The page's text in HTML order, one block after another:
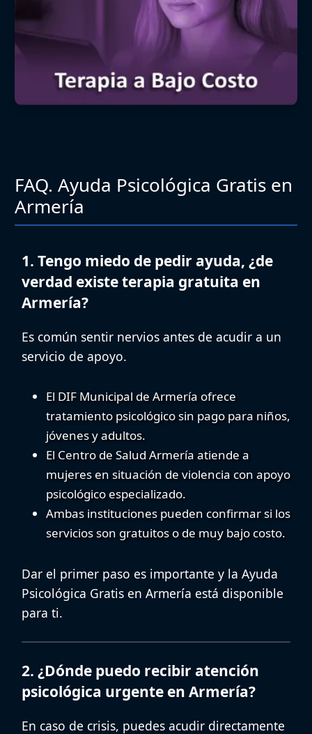
FAQ. Ayuda Psicológica Gratis en
Armería
1. Tengo miedo de pedir ayuda, ¿de
verdad existe terapia gratuita en
Armería?
Es común sentir nervios antes de acudir a un
servicio de apoyo.
El DIF Municipal de Armería ofrece
tratamiento psicológico sin pago para niños,
jóvenes y adultos.
El Centro de Salud Armería atiende a
mujeres en situación de violencia con apoyo
psicológico especializado.
Ambas instituciones pueden confirmar si los
servicios son gratuitos o de muy bajo costo.
Dar el primer paso es importante y la Ayuda
Psicológica Gratis en Armería está disponible
para ti.
2. ¿Dónde puedo recibir atención
psicológica urgente en Armería?
En caso de crisis, puedes acudir directamente